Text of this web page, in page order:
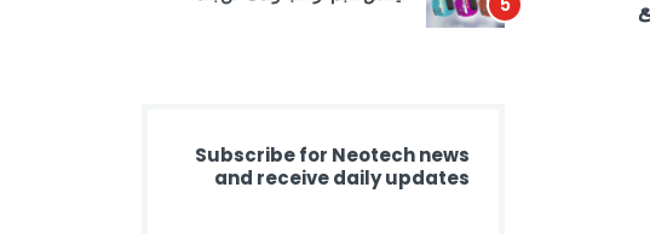
Subscribe for Neotech news
and receive daily updates